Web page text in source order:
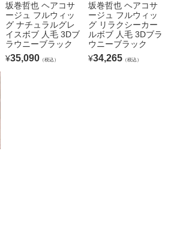
坂巻哲也 ヘアコサ
ージュ フルウィッ
グ ナチュラルグレ
イスボブ 人毛 3Dブ
ラウニーブラック
¥35,090 （税込）
坂巻哲也 ヘアコサ
ージュ フルウィッ
グ リラクシーカー
ルボブ 人毛 3Dブラ
ウニーブラック
¥34,265（税込）